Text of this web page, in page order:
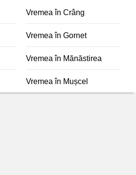
Vremea în Crâng
Vremea în Gornet
Vremea în Mănăstirea
Vremea în Mușcel